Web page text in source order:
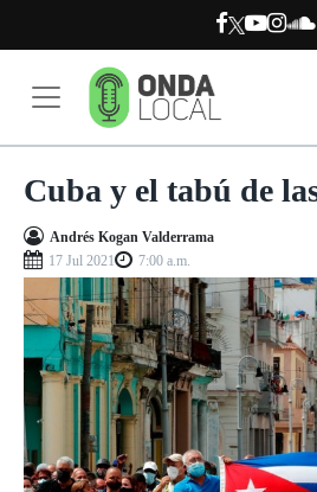
Cuba y el tabú de
Andrés Kogan Valderrama
17 Jul 2021
7:00 a.m.